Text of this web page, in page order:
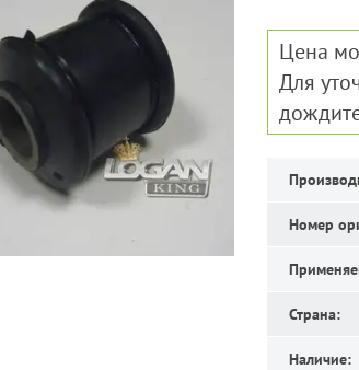
Цена
Для
Номер
Страна:
Наличие: